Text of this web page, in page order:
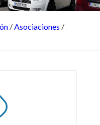
/Asociaciones /